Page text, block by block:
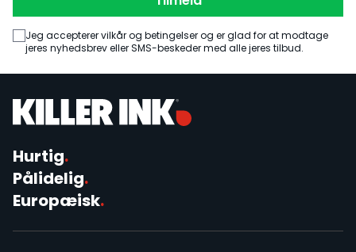
Jeg accepterer vilkår og betingelser og er glad for at modtage
jeres nyhedsbrev eller SMS-beskeder med alle jeres tilbud.
Hurtig.
Pålidelig.
Europæisk.